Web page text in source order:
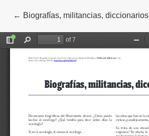
← Volver a los detalles del artículo
Biografías, militancias, diccionarios